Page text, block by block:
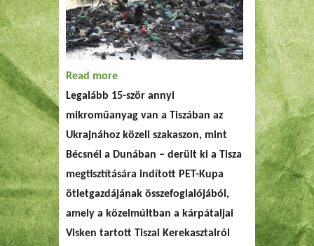
Read more about A Tiszában több a műanyag, mint
a Dunában
Legalább 15-ször annyi
mikroműanyag van a Tiszában az
Ukrajnához közeli szakaszon, mint
Bécsnél a Dunában – derült ki a Tisza
megtisztítására indított PET-Kupa
ötletgazdájának összefoglalójából,
amely a közelmúltban a kárpátaljai
Visken tartott Tiszai Kerekasztalról